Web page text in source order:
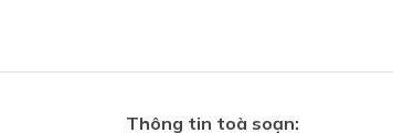
Thông tin toà soạn: